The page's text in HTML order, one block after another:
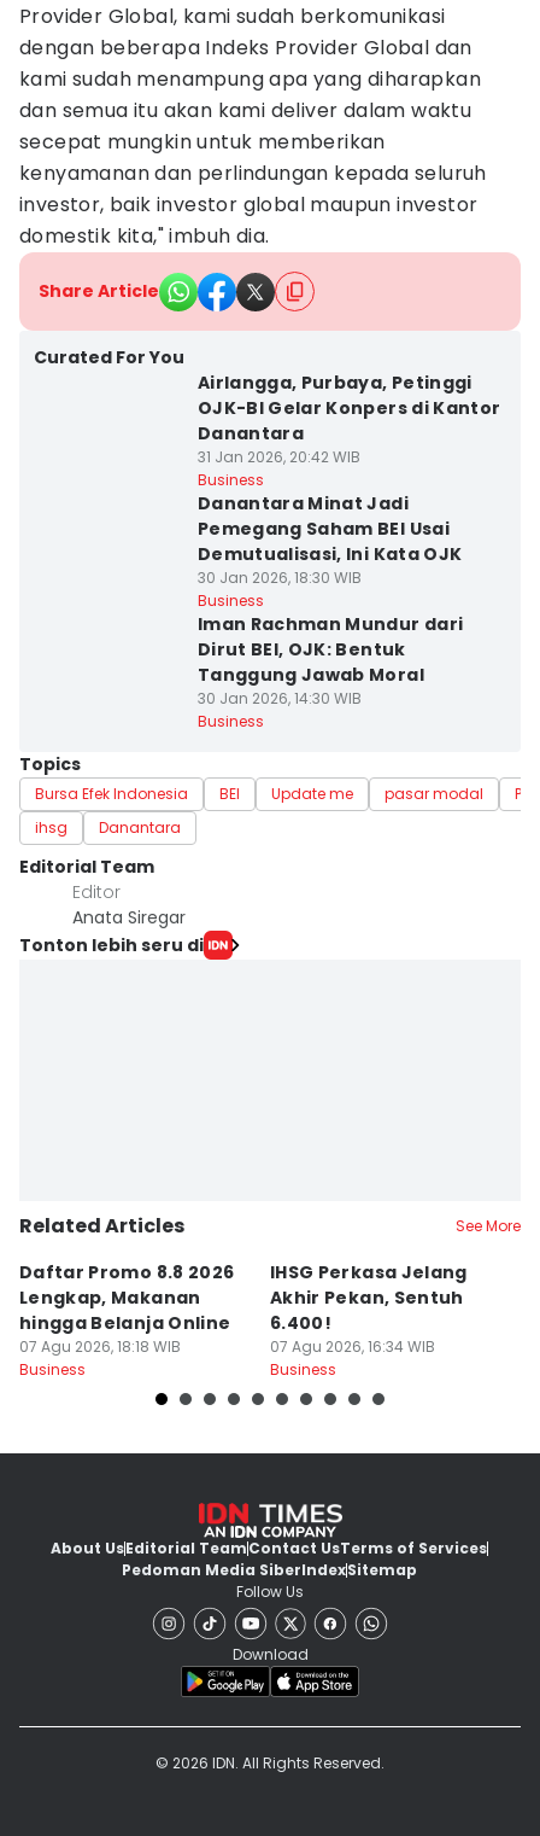
Provider Global, kami sudah berkomunikasi
dengan beberapa Indeks Provider Global dan
kami sudah menampung apa yang diharapkan
dan semua itu akan kami deliver dalam waktu
secepat mungkin untuk memberikan
kenyamanan dan perlindungan kepada seluruh
investor, baik investor global maupun investor
domestik kita," imbuh dia.
Share Article
Curated For You
Airlangga, Purbaya, Petinggi
OJK-BI Gelar Konpers di Kantor
Danantara
31 Jan 2026, 20:42 WIB
Business
Danantara Minat Jadi
Pemegang Saham BEI Usai
Demutualisasi, Ini Kata OJK
30 Jan 2026, 18:30 WIB
Business
Iman Rachman Mundur dari
Dirut BEI, OJK: Bentuk
Tanggung Jawab Moral
30 Jan 2026, 14:30 WIB
Business
Topics
Bursa Efek Indonesia BEI Update me pasar modal
ihsg
Danantara
Editorial Team
Editor
Anata Siregar
Tonton lebih seru di
Related Articles See More
Daftar Promo 8.8 2026
Lengkap, Makanan
hingga Belanja Online
07 Agu 2026, 18:18 WIB
Business
IHSG Perkasa Jelang
Akhir Pekan, Sentuh
6.400!
07 Agu 2026, 16:34 WIB
Business
About UsEditorial TeamContact UsTerms of Services
Pedoman Media SiberIndexSitemap
Follow Us
Download
© 2026 IDN. All Rights Reserved.